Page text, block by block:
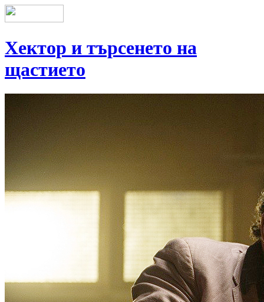
Хектор и търсенето на
щастието